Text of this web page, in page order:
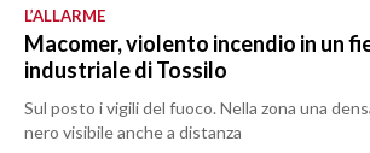
L’ALLARME
Macomer, violento incendio in un
industriale di Tossilo
Sul posto i vigili del fuoco. Nella zona una
nero visibile anche a distanza